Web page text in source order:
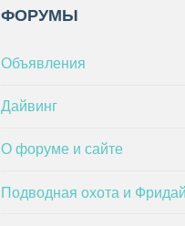
ФОРУМЫ
Объявления
Дайвинг
О форуме и сайте
Подводная охота и